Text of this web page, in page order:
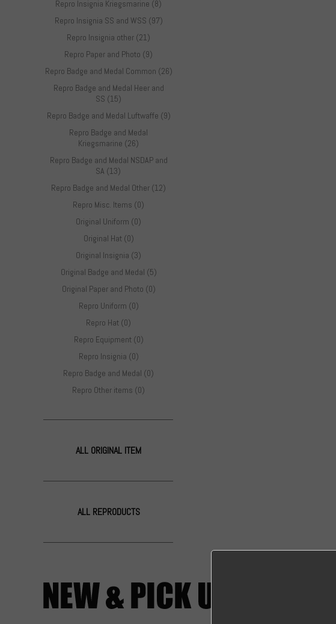
Repro Insignia Kriegsmarine (8)
Repro Insignia SS and WSS (97)
Repro Insignia other (21)
Repro Paper and Photo (9)
Repro Badge and Medal Common (26)
Repro Badge and Medal Heer and
SS (15)
Repro Badge and Medal Luftwaffe (9)
Repro Badge and Medal
Kriegsmarine (26)
Repro Badge and Medal NSDAP and
SA (13)
Repro Badge and Medal Other (12)
Repro Misc. Items (0)
Original Uniform (0)
Original Hat (0)
Original Insignia (3)
Original Badge and Medal (5)
Original Paper and Photo (0)
Repro Uniform (0)
Repro Hat (0)
Repro Equipment (0)
Repro Insignia (0)
Repro Badge and Medal (0)
Repro Other items (0)
ALL ORIGINAL ITEM
ALL REPRODUCTS